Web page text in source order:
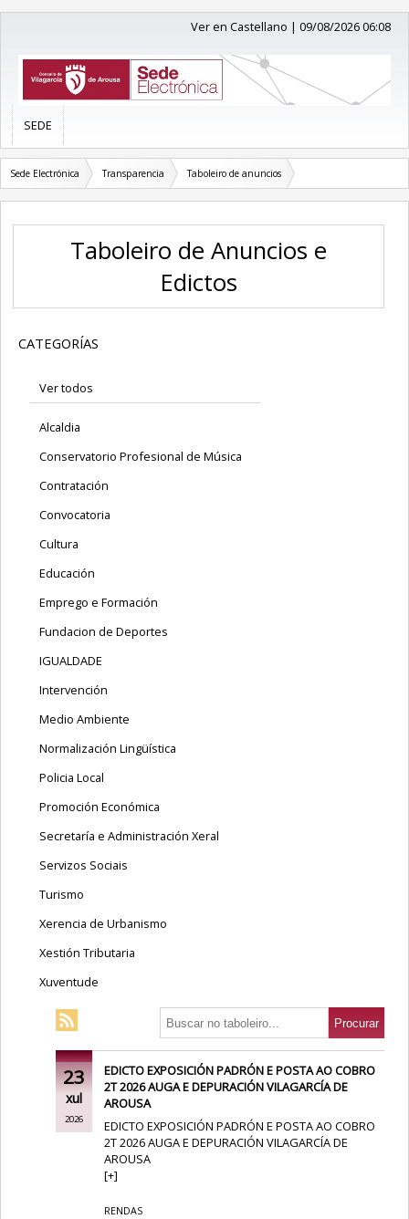
Ver en Castellano |09/08/2026 06:08
SEDE
Sede Electrónica Transparencia Taboleiro de anuncios
Taboleiro de Anuncios e
Edictos
CATEGORÍAS
Ver todos
Alcaldia
Conservatorio Profesional de Música
Contratación
Convocatoria
Cultura
Educación
Emprego e Formación
Fundacion de Deportes
IGUALDADE
Intervención
Medio Ambiente
Normalización Lingüística
Policia Local
Promoción Económica
Secretaría e Administración Xeral
Servizos Sociais
Turismo
Xerencia de Urbanismo
Xestión Tributaria
Xuventude
23
xul
2026
EDICTO EXPOSICIÓN PADRÓN E POSTA AO COBRO
2T 2026 AUGA E DEPURACIÓN VILAGARCÍA DE
AROUSA
EDICTO EXPOSICIÓN PADRÓN E POSTA AO COBRO
2T 2026 AUGA E DEPURACIÓN VILAGARCÍA DE
AROUSA
[+]
RENDAS